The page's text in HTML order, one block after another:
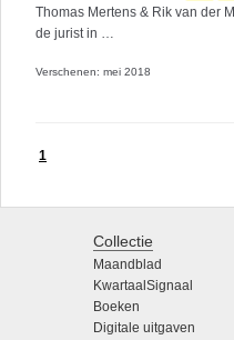
Thomas Mertens & Rik van der
de jurist in …
Verschenen: mei 2018
1
Collectie
Maandblad
KwartaalSignaal
Boeken
Digitale uitgaven